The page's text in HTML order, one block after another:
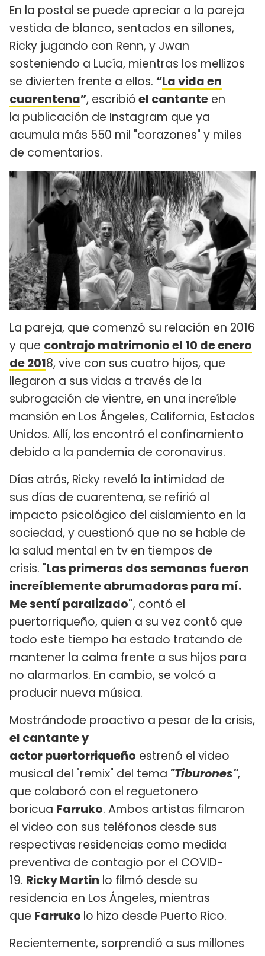
En la postal se puede apreciar a la pareja
vestida de blanco, sentados en sillones,
Ricky jugando con Renn, y Jwan
sosteniendo a Lucía, mientras los mellizos
se divierten frente a ellos. “La vida en
cuarentena”, escribióel cantante en
la publicación de Instagram que ya
acumula más 550 mil "corazones" y miles
de comentarios.
La pareja, que comenzó su relación en 2016
y que contrajo matrimonio el 10 de enero
de 2018, vive con sus cuatro hijos, que
llegaron a sus vidas a través de la
subrogación de vientre, en una increíble
mansión en Los Ángeles, California, Estados
Unidos. Allí, los encontró el confinamiento
debido a la pandemia de coronavirus.
Días atrás, Ricky reveló la intimidad de
sus días de cuarentena, se refirió al
impacto psicológico del aislamiento en la
sociedad, y cuestionó que no se hable de
la salud mental en tv en tiempos de
crisis. "Las primeras dos semanas fueron
increíblemente abrumadoras para mí.
Me sentí paralizado", contó el
puertorriqueño, quien a su vez contó que
todo este tiempo ha estado tratando de
mantener la calma frente a sus hijos para
no alarmarlos. En cambio, se volcó a
producir nueva música.
Mostrándode proactivo a pesar de la crisis,
el cantante y
actor puertorriqueño estrenó el video
musical del "remix" del tema "Tiburones",
que colaboró con el reguetonero
boricua Farruko. Ambos artistas filmaron
el video con sus teléfonos desde sus
respectivas residencias como medida
preventiva de contagio por el COVID-
19. Ricky Martin lo filmó desde su
residencia en Los Ángeles, mientras
que Farruko lo hizo desde Puerto Rico.
Recientemente, sorprendió a sus millones